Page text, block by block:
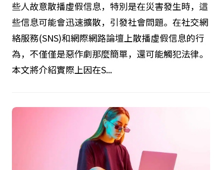
些人故意散播虛假信息，特別是在災害發生時，這
些信息可能會迅速擴散，引發社會問題。在社交網
絡服務(SNS)和網際網路論壇上散播虛假信息的行
為，不僅僅是惡作劇那麼簡單，還可能觸犯法律。
本文將介紹實際上因在S...